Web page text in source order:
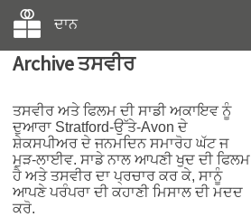
ਦਾਨ
Archive ਤਸਵੀਰ
ਤਸਵੀਰ ਅਤੇ ਫਿਲਮ ਦੀ ਸਾਡੀ ਅਕਾਇਵ ਨੂੰ
ਦੁਆਰਾ Stratford-ਉੱਤੇ-Avon ਦੇ
ਸ਼ੇਕਸਪੀਅਰ ਦੇ ਜਨਮਦਿਨ ਸਮਾਰੋਹ ਘੱਟ ਜ
ਮੁੜ-ਲਾਈਵ. ਸਾਡੇ ਨਾਲ ਆਪਣੀ ਖੁਦ ਦੀ ਫਿਲਮ
ਹੈ ਅਤੇ ਤਸਵੀਰ ਦਾ ਪ੍ਰਚਾਰ ਕਰ ਕੇ, ਸਾਨੂੰ
ਆਪਣੇ ਪਰੰਪਰਾ ਦੀ ਕਹਾਣੀ ਮਿਸਾਲ ਦੀ ਮਦਦ
ਕਰੋ.